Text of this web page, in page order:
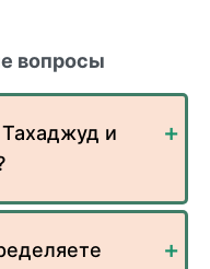
вопросы
и